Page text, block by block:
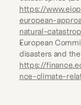
https://
european-
natural-
European
https://
nce-climate-